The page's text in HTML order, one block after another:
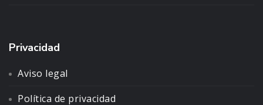
Privacidad
Aviso legal
Política de privacidad